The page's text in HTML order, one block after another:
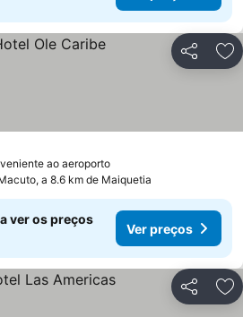
Partilhar
ao aeroporto
a 8.6 km de Maiquetia
ver os preços
Ver preços
Partilhar